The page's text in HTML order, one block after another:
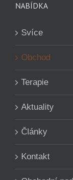
NABÍDKA
Svíce
Obchod
Terapie
Aktuality
Články
Kontakt